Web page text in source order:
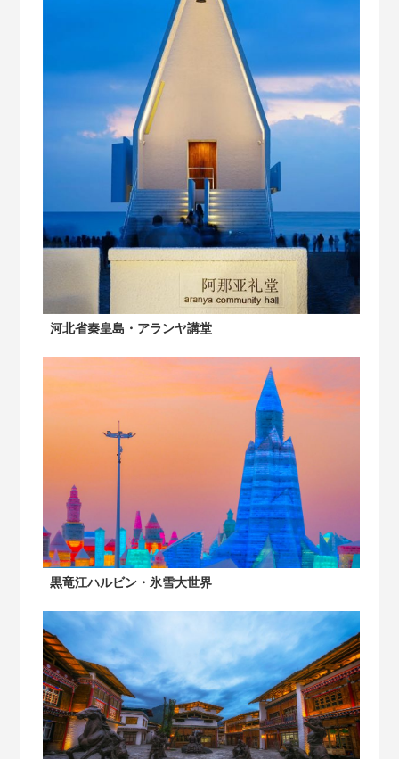
河北省秦皇島・アランヤ講堂
黒竜江ハルビン・氷雪大世界